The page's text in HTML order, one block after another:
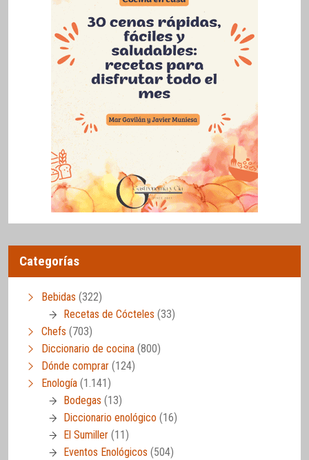
Categorías
Bebidas (322)
Recetas de Cócteles (33)
Chefs (703)
Diccionario de cocina (800)
Dónde comprar (124)
Enología (1.141)
Bodegas (13)
Diccionario enológico (16)
El Sumiller (11)
Eventos Enológicos (504)